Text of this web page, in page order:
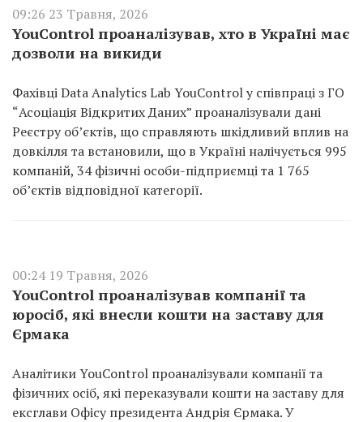
09:26 23 Травня, 2026
YouControl проаналізував, хто в Україні має
дозволи на викиди
Фахівці Data Analytics Lab YouControl у співпраці з ГО
“Асоціація Відкритих Даних” проаналізували дані
Реєстру об’єктів, що справляють шкідливий вплив на
довкілля та встановили, що в Україні налічується 995
компаній, 34 фізичні особи-підприємці та 1 765
об’єктів відповідної категорії.
00:24 19 Травня, 2026
YouControl проаналізував компанії та
юросіб, які внесли кошти на заставу для
Єрмака
Аналітики YouControl проаналізували компанії та
фізичних осіб, які переказували кошти на заставу для
ексглави Офісу президента Андрія Єрмака. У